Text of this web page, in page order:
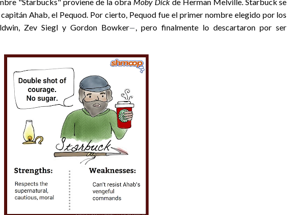
Ahab, el Pequod. Por cierto, Pequod fue el primer nombre elegido por los
Zev Siegl y Gordon Bowker—
, pero finalmente lo descartaron por ser